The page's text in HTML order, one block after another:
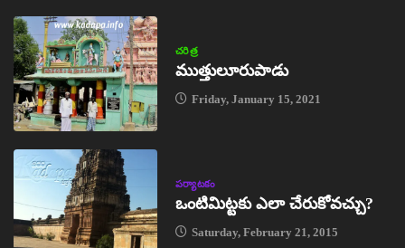
చరిత్ర
ముత్తులూరుపాడు
Friday, January 15, 2021
పర్యాటకం
ఒంటిమిట్టకు ఎలా చేరుకోవచ్చు?
Saturday, February 21, 2015